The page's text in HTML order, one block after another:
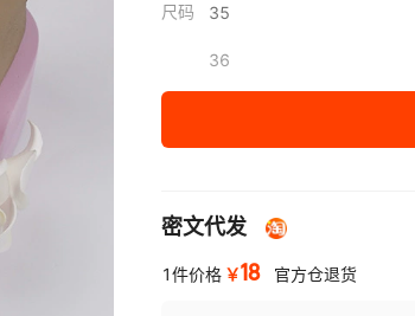
尺码 35
36
38
密文代发
1件价格 ￥18 官方仓退货